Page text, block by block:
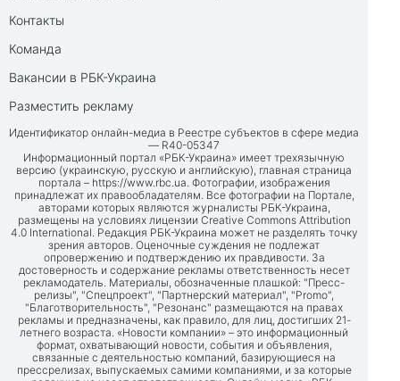
Контакты
Команда
Вакансии в РБК-Украина
Разместить рекламу
Идентификатор онлайн-медиа в Реестре субъектов в сфере медиа
— R40-05347
Информационный портал «РБК-Украина» имеет трехязычную
версию (украинскую, русскую и английскую), главная страница
портала – https://www.rbc.ua. Фотографии, изображения
принадлежат их правообладателям. Все фотографии на Портале,
авторами которых являются журналисты РБК-Украина,
размещены на условиях лицензии Creative Commons Attribution
4.0 International. Редакция РБК-Украина может не разделять точку
зрения авторов. Оценочные суждения не подлежат
опровержению и подтверждению их правдивости. За
достоверность и содержание рекламы ответственность несет
рекламодатель. Материалы, обозначенные плашкой: "Пресс-
релизы", "Спецпроект", "Партнерский материал", "Promo",
"Благотворительность", "Резонанс" размещаются на правах
рекламы и предназначены, как правило, для лиц, достигших 21-
летнего возраста. «Новости компании» – это информационный
формат, охватывающий новости, события и объявления,
связанные с деятельностью компаний, базирующиеся на
прессрелизах, выпускаемых самими компаниями, и за которые